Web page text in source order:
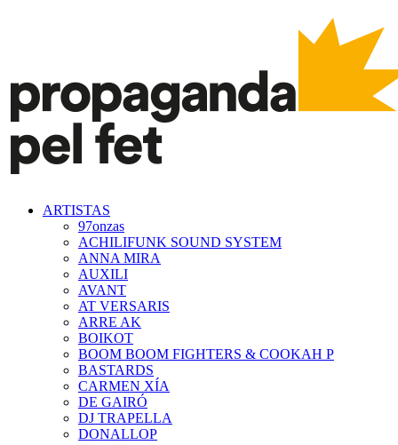
ARTISTAS
97onzas
ACHILIFUNK SOUND SYSTEM
ANNA MIRA
AUXILI
AVANT
AT VERSARIS
ARRE AK
BOIKOT
BOOM BOOM FIGHTERS & COOKAH P
BASTARDS
CARMEN XÍA
DE GAIRÓ
DJ TRAPELLA
DONALLOP